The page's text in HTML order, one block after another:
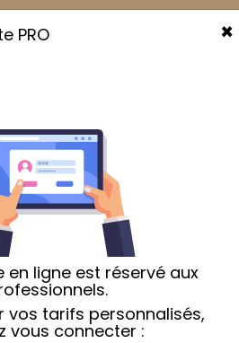
×
PRO
en ligne est réservé aux
vos tarifs personnalisés,
vous connecter :